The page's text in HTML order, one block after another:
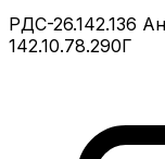
РДС-26.142.136
142.10.78.290Г